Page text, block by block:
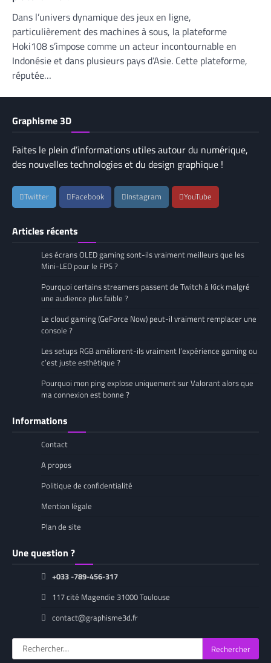
Dans l’univers dynamique des jeux en ligne,
particulièrement des machines à sous, la plateforme
Hoki108 s’impose comme un acteur incontournable en
Indonésie et dans plusieurs pays d’Asie. Cette plateforme,
réputée…
Graphisme 3D
Faites le plein d’informations utiles autour du numérique,
des nouvelles technologies et du design graphique !
Twitter Facebook Instagram YouTube
Articles récents
Les écrans OLED gaming sont-ils vraiment meilleurs que les
Mini-LED pour le FPS ?
Pourquoi certains streamers passent de Twitch à Kick malgré
une audience plus faible ?
Le cloud gaming (GeForce Now) peut-il vraiment remplacer une
console ?
Les setups RGB améliorent-ils vraiment l’expérience gaming ou
c’est juste esthétique ?
Pourquoi mon ping explose uniquement sur Valorant alors que
ma connexion est bonne ?
Informations
Contact
A propos
Politique de confidentialité
Mention légale
Plan de site
Une question ?
+033 -789-456-317
117 cité Magendie 31000 Toulouse
contact@graphisme3d.fr
Rechercher :